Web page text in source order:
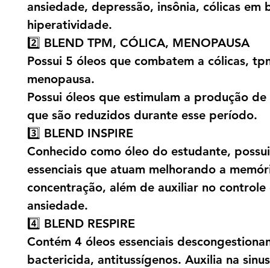
ansiedade, depressão, insônia, cólicas em
hiperatividade.
2️⃣ BLEND TPM, CÓLICA, MENOPAUSA
Possui 5 óleos que combatem a cólicas,
menopausa.
Possui óleos que estimulam a produção
que são reduzidos durante esse período.
3️⃣ BLEND INSPIRE
Conhecido como óleo do estudante,
essenciais que atuam melhorando a
concentração, além de auxiliar no controle
ansiedade.
4️⃣ BLEND RESPIRE
Contém 4 óleos essenciais
bactericida, antitussígenos. Auxilia na